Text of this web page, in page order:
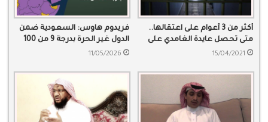
أكثر من 3 أعوام على اعتقالها..
متى تحصل عايدة الغامدي على
الحرية؟
15/04/2021
فريدوم هاوس: السعودية ضمن
الدول غير الحرة بدرجة 9 من 100
11/05/2026